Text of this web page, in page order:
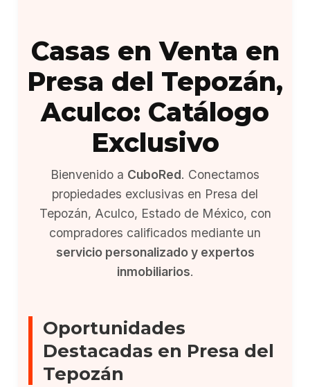
Casas en Venta en
Presa del Tepozán,
Aculco: Catálogo
Exclusivo
Bienvenido a CuboRed. Conectamos
propiedades exclusivas en Presa del
Tepozán, Aculco, Estado de México, con
compradores calificados mediante un
servicio personalizado y expertos
inmobiliarios.
Oportunidades
Destacadas en Presa del
Tepozán